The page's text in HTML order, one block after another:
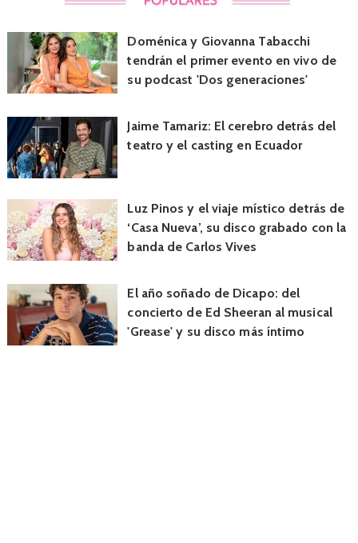
Doménica y Giovanna Tabacchi
tendrán el primer evento en vivo de
su podcast 'Dos generaciones'
Jaime Tamariz: El cerebro detrás del
teatro y el casting en Ecuador
Luz Pinos y el viaje místico detrás de
‘Casa Nueva’, su disco grabado con la
banda de Carlos Vives
El año soñado de Dicapo: del
concierto de Ed Sheeran al musical
'Grease' y su disco más íntimo